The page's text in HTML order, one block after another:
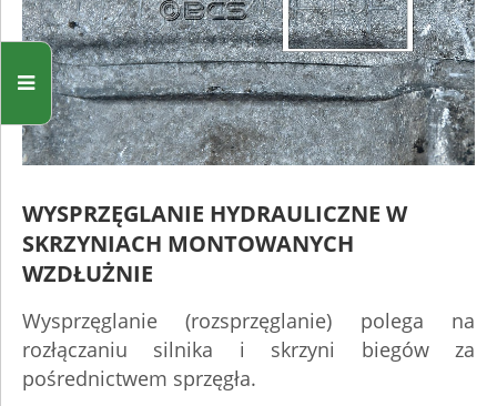
WYSPRZĘGLANIE HYDRAULICZNE W
SKRZYNIACH MONTOWANYCH
WZDŁUŻNIE
Wysprzęglanie (rozsprzęglanie) polega na
rozłączaniu silnika i skrzyni biegów za
pośrednictwem sprzęgła.